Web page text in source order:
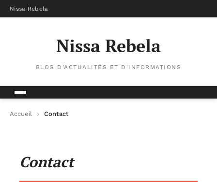
Nissa Rebela
Nissa Rebela
BLOG D'ACTUALITÉS ET D'INFORMATIONS
Accueil Contact
Contact